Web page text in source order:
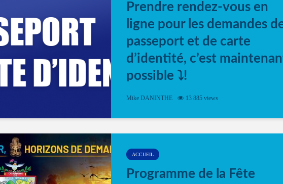
Prendre rendez-vous en
ligne pour les demandes
passeport et de carte
d’identité, c’est
possible ⤵️!
Désormais, il est possible de prendre rendez-vous
Mike DANINTHE 13 885 views
ACCUEIL
Programme de la Fête